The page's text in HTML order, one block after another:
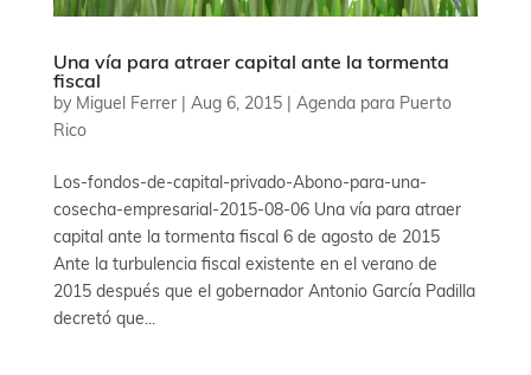
Una vía para atraer capital ante la tormenta
fiscal
by Miguel Ferrer| Aug 6, 2015| Agenda para Puerto
Rico
Los-fondos-de-capital-privado-Abono-para-una-
cosecha-empresarial-2015-08-06 Una vía para atraer
capital ante la tormenta fiscal 6 de agosto de 2015
Ante la turbulencia fiscal existente en el verano de
2015 después que el gobernador Antonio García Padilla
decretó que...